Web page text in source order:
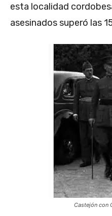
esta localidad
asesinados superó las
Castejón con